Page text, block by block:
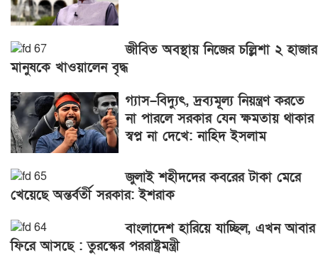
জীবিত অবস্থায় নিজের চল্লিশা ২ হাজার
মানুষকে খাওয়ালেন বৃদ্ধ
গ্যাস–বিদ্যুৎ, দ্রব্যমূল্য নিয়ন্ত্রণ করতে
না পারলে সরকার যেন ক্ষমতায় থাকার
স্বপ্ন না দেখে: নাহিদ ইসলাম
জুলাই শহীদদের কবরের টাকা মেরে
খেয়েছে অন্তর্বর্তী সরকার: ইশরাক
বাংলাদেশ হারিয়ে যাচ্ছিল, এখন আবার
ফিরে আসছে : তুরস্কের পররাষ্ট্রমন্ত্রী